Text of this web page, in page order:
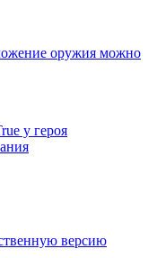
оружия можно
у героя
версию